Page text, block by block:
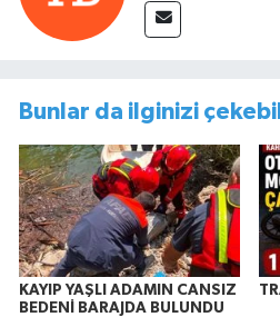
Bunlar da ilginizi
KAYIP YAŞLI ADAMIN CANSIZ
BEDENİ BARAJDA BULUNDU